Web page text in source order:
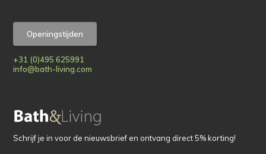
Openingstijden
+31 (0)495 625991
info@bath-living.com
Schrijf je in voor de nieuwsbrief en ontvang direct 5% korting!